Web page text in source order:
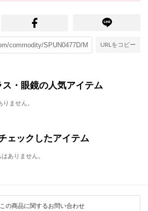
URLをコピー
・眼鏡の人気アイテム
ません。
ェックしたアイテム
ありません。
この商品に関するお問い合わせ